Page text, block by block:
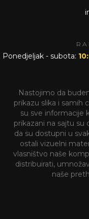
Ponedjeljak - subota:
Nastojimo da
prikazu slika i samih
su sve informacije
prikazani na sajtu su
da su dostupni u
ostali vizuelni
vlasništvo naše
distribuirati,
naše